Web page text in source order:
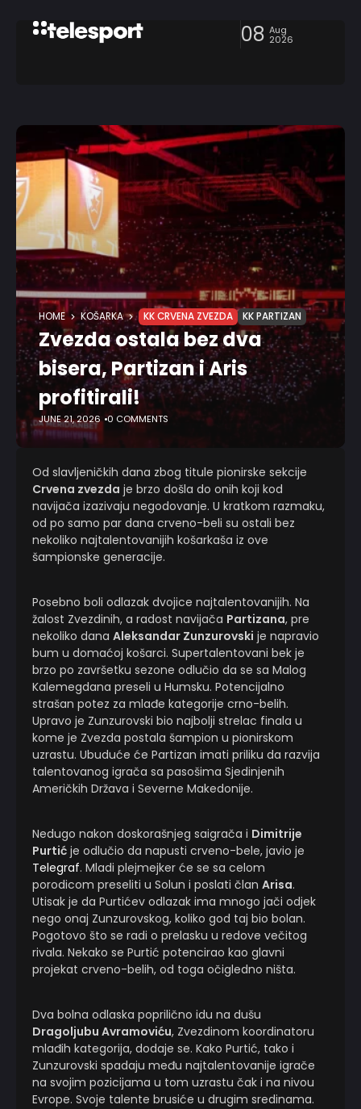
08 Aug
2026
HOME KOŠARKA KK CRVENA ZVEZDA KK PARTIZAN
Zvezda ostala bez dva
bisera, Partizan i Aris
profitirali!
JUNE 21, 2026 0 COMMENTS
Od slavljeničkih dana zbog titule pionirske sekcije
Crvena zvezda je brzo došla do onih koji kod
navijača izazivaju negodovanje. U kratkom razmaku,
od po samo par dana crveno-beli su ostali bez
nekoliko najtalentovanijih košarkaša iz ove
šampionske generacije.
Posebno boli odlazak dvojice najtalentovanijih. Na
žalost Zvezdinih, a radost navijača Partizana, pre
nekoliko dana Aleksandar Zunzurovski je napravio
bum u domaćoj košarci. Supertalentovani bek je
brzo po završetku sezone odlučio da se sa Malog
Kalemegdana preseli u Humsku. Potencijalno
strašan potez za mlađe kategorije crno-belih.
Upravo je Zunzurovski bio najbolji strelac finala u
kome je Zvezda postala šampion u pionirskom
uzrastu. Ubuduće će Partizan imati priliku da razvija
talentovanog igrača sa pasošima Sjedinjenih
Američkih Država i Severne Makedonije.
Nedugo nakon doskorašnjeg saigrača i Dimitrije
Purtić je odlučio da napusti crveno-bele, javio je
Telegraf. Mladi plejmejker će se sa celom
porodicom preseliti u Solun i poslati član Arisa.
Utisak je da Purtićev odlazak ima mnogo jači odjek
nego onaj Zunzurovskog, koliko god taj bio bolan.
Pogotovo što se radi o prelasku u redove večitog
rivala. Nekako se Purtić potencirao kao glavni
projekat crveno-belih, od toga očigledno ništa.
Dva bolna odlaska poprilično idu na dušu
Dragoljubu Avramoviću, Zvezdinom koordinatoru
mlađih kategorija, dodaje se. Kako Purtić, tako i
Zunzurovski spadaju među najtalentovanije igrače
na svojim pozicijama u tom uzrastu čak i na nivou
Evrope. Svoje talente brusiće u drugim sredinama.